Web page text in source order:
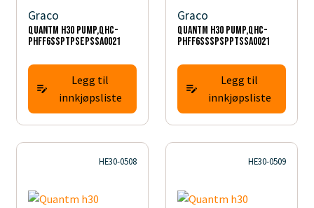
Graco
Quantm h30 PUMP,QHC-
PHFF6SSPTPSEPSSA0021
Legg til
innkjøpsliste
Graco
Quantm h30 PUMP,QHC-
PHFF6SSSPSPPTSSA0021
Legg til
innkjøpsliste
HE30-0508 HE30-0509